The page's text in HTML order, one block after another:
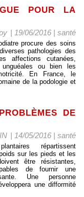
POUR LA
| 19/06/2016 | santé
procure des soins
pathologies des
affections cutanées,
unguéales ou bien les
En France, le
de la podologie et
DE
| 14/05/2016 | santé
répartissent
sur les pieds et les
être résistantes,
de fournir une
Une personne
une difformité